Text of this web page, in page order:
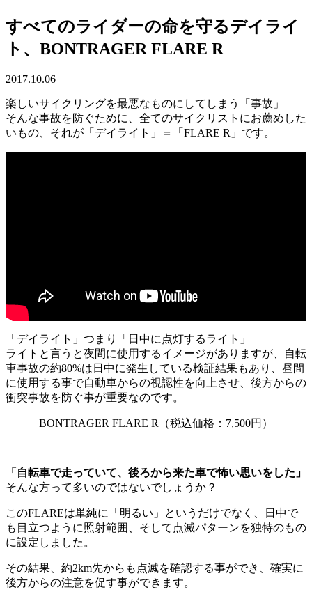
すべてのライダーの命を守るデイライ
ト、BONTRAGER FLARE R
2017.10.06
楽しいサイクリングを最悪なものにしてしまう「事故」
そんな事故を防ぐために、全てのサイクリストにお薦めした
いもの、それが「デイライト」＝「FLARE R」です。
「デイライト」つまり「日中に点灯するライト」
ライトと言うと夜間に使用するイメージがありますが、自転
車事故の約80%は日中に発生している検証結果もあり、昼間
に使用する事で自動車からの視認性を向上させ、後方からの
衝突事故を防ぐ事が重要なのです。
BONTRAGER FLARE R（税込価格：7,500円）
「自転車で走っていて、後ろから来た車で怖い思いをした」
そんな方って多いのではないでしょうか？
このFLAREは単純に「明るい」というだけでなく、日中で
も目立つように照射範囲、そして点滅パターンを独特のもの
に設定しました。
その結果、約2km先からも点滅を確認する事ができ、確実に
後方からの注意を促す事ができます。